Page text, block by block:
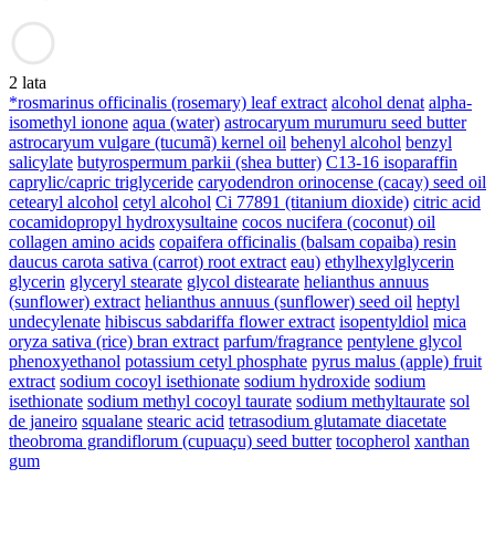
2 lata
*rosmarinus officinalis (rosemary) leaf extract alcohol denat alpha-
isomethyl ionone aqua (water) astrocaryum murumuru seed butter
astrocaryum vulgare (tucumã) kernel oil behenyl alcohol benzyl
salicylate butyrospermum parkii (shea butter) C13-16 isoparaffin
caprylic/capric triglyceride caryodendron orinocense (cacay) seed oil
cetearyl alcohol cetyl alcohol Ci 77891 (titanium dioxide) citric acid
cocamidopropyl hydroxysultaine cocos nucifera (coconut) oil
collagen amino acids copaifera officinalis (balsam copaiba) resin
daucus carota sativa (carrot) root extract eau) ethylhexylglycerin
glycerin glyceryl stearate glycol distearate helianthus annuus
(sunflower) extract helianthus annuus (sunflower) seed oil heptyl
undecylenate hibiscus sabdariffa flower extract isopentyldiol mica
oryza sativa (rice) bran extract parfum/fragrance pentylene glycol
phenoxyethanol potassium cetyl phosphate pyrus malus (apple) fruit
extract sodium cocoyl isethionate sodium hydroxide sodium
isethionate sodium methyl cocoyl taurate sodium methyltaurate sol
de janeiro squalane stearic acid tetrasodium glutamate diacetate
theobroma grandiflorum (cupuaçu) seed butter tocopherol xanthan
gum